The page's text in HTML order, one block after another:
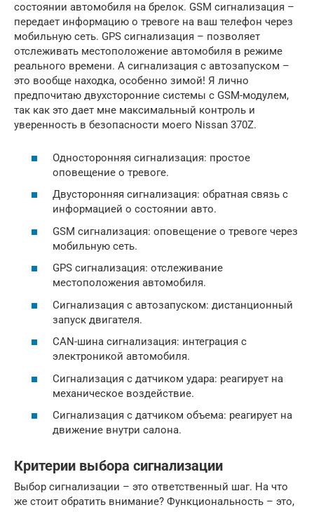
состоянии автомобиля на брелок. GSM сигнализация –
передает информацию о тревоге на ваш телефон через
мобильную сеть. GPS сигнализация – позволяет
отслеживать местоположение автомобиля в режиме
реального времени. А сигнализация с автозапуском –
это вообще находка, особенно зимой! Я лично
предпочитаю двухсторонние системы с GSM-модулем,
так как это дает мне максимальный контроль и
уверенность в безопасности моего Nissan 370Z.
Односторонняя сигнализация: простое
оповещение о тревоге.
Двусторонняя сигнализация: обратная связь с
информацией о состоянии авто.
GSM сигнализация: оповещение о тревоге через
мобильную сеть.
GPS сигнализация: отслеживание
местоположения автомобиля.
Сигнализация с автозапуском: дистанционный
запуск двигателя.
CAN-шина сигнализация: интеграция с
электроникой автомобиля.
Сигнализация с датчиком удара: реагирует на
механическое воздействие.
Сигнализация с датчиком объема: реагирует на
движение внутри салона.
Критерии выбора сигнализации
Выбор сигнализации – это ответственный шаг. На что
же стоит обратить внимание? Функциональность – это,